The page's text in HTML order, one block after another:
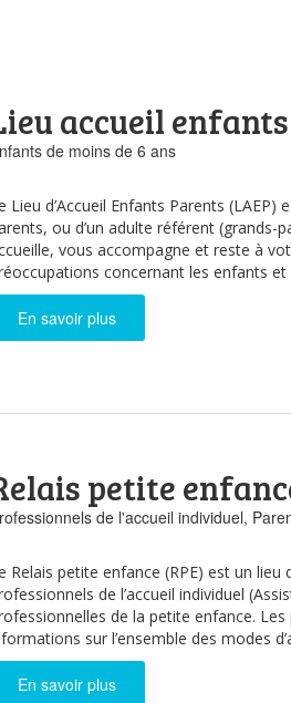
accueil
de moins de 6 ans
Lieu d’Accueil Enfants Parents
ou d’un adulte référent (grands-
vous accompagne et reste à
concernant les enfants et
En savoir plus
petite
de l'accueil individuel,
Relais petite enfance (RPE) est un
de l’accueil individuel
de la petite enfance.
sur l’ensemble des modes
En savoir plus